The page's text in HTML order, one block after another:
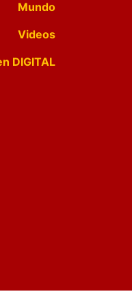
Mundo
Videos
DIGITAL